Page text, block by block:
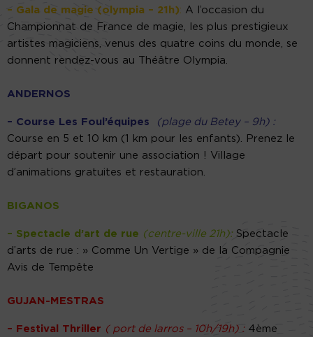
– Gala de magie (olympia – 21h): A l’occasion du
Championnat de France de magie, les plus prestigieux
artistes magiciens, venus des quatre coins du monde, se
donnent rendez-vous au Théâtre Olympia.
ANDERNOS
– Course Les Foul’équipes
(plage du Betey – 9h) :
Course en 5 et 10 km (1 km pour les enfants). Prenez le
départ pour soutenir une association ! Village
d’animations gratuites et restauration.
BIGANOS
– Spectacle d’art de rue (centre-ville 21h):Spectacle
d’arts de rue : » Comme Un Vertige » de la Compagnie
Avis de Tempête
GUJAN-MESTRAS
– Festival Thriller ( port de larros – 10h/19h) :4ème